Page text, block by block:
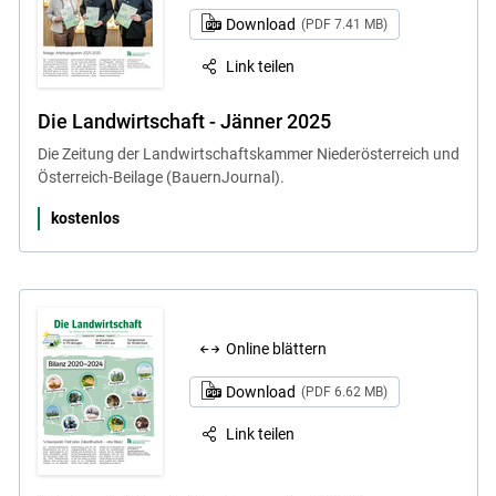
Download (PDF 7.41 MB)
Link teilen
Die Landwirtschaft - Jänner 2025
Die Zeitung der Landwirtschaftskammer Niederösterreich und
Österreich-Beilage (BauernJournal).
kostenlos
Online blättern
Download (PDF 6.62 MB)
Link teilen